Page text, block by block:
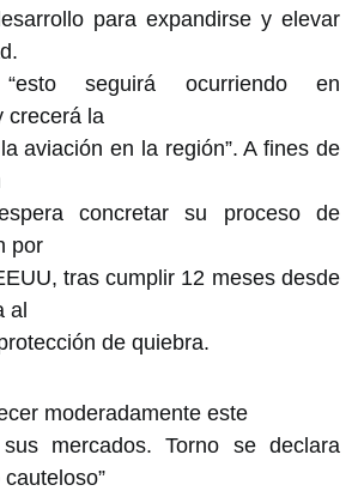
para expandirse y elevar
seguirá ocurriendo en
crecerá la
aviación en la región”. A fines de
concretar su proceso de
por
tras cumplir 12 meses desde
al
de quiebra.
moderadamente este
mercados. Torno se declara